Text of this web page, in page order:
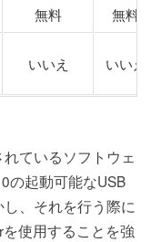
無料 無料
いいえ いいえ
ているソフトウェ
の起動可能なUSB
、それを行う際に
使用することを強